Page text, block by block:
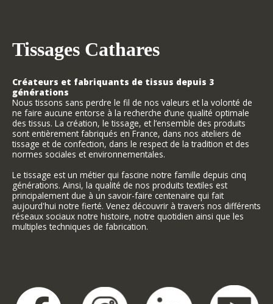
Tissages Cathares
Créateurs et fabriquants de tissus depuis 3
générations
Nous tissons sans perdre le fil de nos valeurs et la volonté de
ne faire aucune entorse à la recherche d’une qualité optimale
des tissus. La création, le tissage, et l’ensemble des produits
sont entièrement fabriqués en France, dans nos ateliers de
tissage et de confection, dans le respect de la tradition et des
normes sociales et environnementales.
Le tissage est un métier qui fascine notre famille depuis cinq
générations. Ainsi, la qualité de nos produits textiles est
principalement due à un savoir-faire centenaire qui fait
aujourd'hui notre fierté. Venez découvrir à travers nos différents
réseaux sociaux notre histoire, notre quotidien ainsi que les
multiples techniques de fabrication.